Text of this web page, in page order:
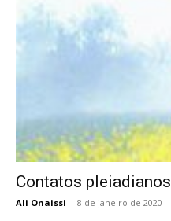
Contatos pleiadianos
Ali Onaissi - 8 de janeiro de 2020